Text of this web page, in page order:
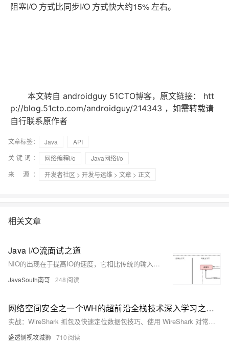
阻塞I/O 方式比同步I/O 方式快大约15% 左右。
本文转自 androidguy 51CTO博客，原文链接：
htt
p://blog.51cto.com/androidguy/214343 ，如需转载请
自行联系原作者
文章标签： Java
API
关键词：
网络编程i/o
Java网络i/o
来 源：
开发者社区 > 开发与运维 > 文章 > 正文
相关文章
Java I/O流面试之道
NIO的出现在于提高IO的速度，它相比传统的输入/输出流速度更快。NIO通过管道Channel和缓冲器Buffer来处理数据，可以把管道当成一个矿藏，缓冲器就是矿藏里的卡车。程序通过管道里的缓冲器进行数据交互，而不直接处理数据。程序要么从缓冲器获取数据，要么输入数据到缓冲器。
JavaSouth南哥 248
网络空间安全之一个WH的超前沿全栈技术深入学习之路(9-2）：WireShark 简介和抓包原理及实战过程一条龙全线分析——就怕你学成黑客啦！
实战：WireShark 抓包及快速定位数据包技巧、使用 WireShark 对常用协议抓包并分析原理 、WireShark 抓包解决服务器被黑上不了网等具体操作详解步骤；精典图示举例说明、注意点及常见报错问题所对应的解决方法IKUN和I原们你这要是学不会我直接退出江湖；好吧！！！
盛透侧视攻城狮 710